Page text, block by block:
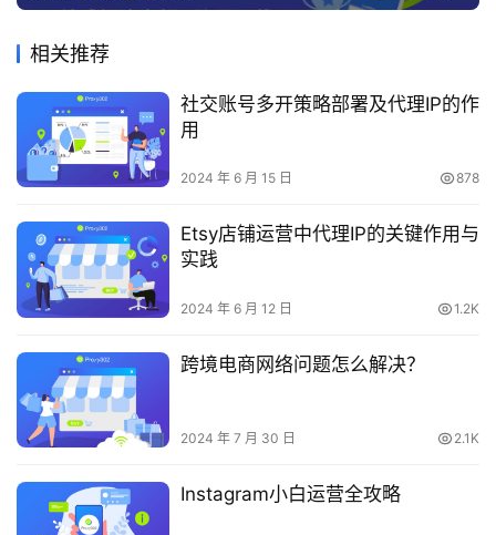
相关推荐
社交账号多开策略部署及代理IP的作
用
2024 年 6 月 15 日 878
Etsy店铺运营中代理IP的关键作用与
实践
2024 年 6 月 12 日 1.2K
跨境电商网络问题怎么解决？
2024 年 7 月 30 日 2.1K
Instagram小白运营全攻略